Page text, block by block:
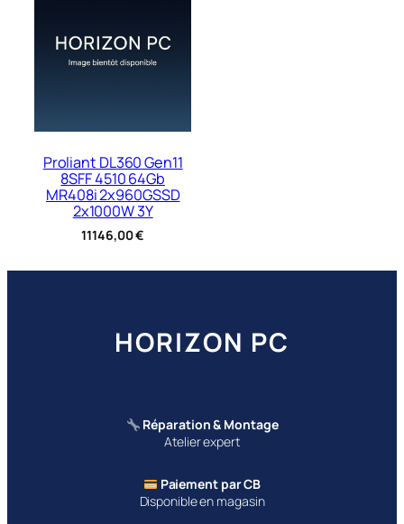
Proliant DL360 Gen11
8SFF 4510 64Gb
MR408i 2x960GSSD
2x1000W 3Y
11146,00€
HORIZON PC
Réparation & Montage
Atelier expert
Paiement par CB
Disponible en magasin